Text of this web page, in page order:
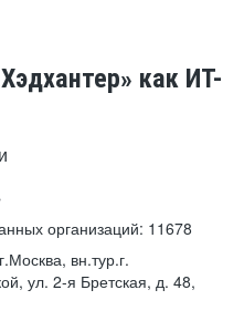
как ИТ-
организаций: 11678
вн.тур.г.
ул. 2-я Бретская, д. 48,